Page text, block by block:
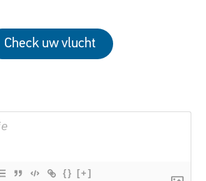
Check uw vlucht
{} [+]